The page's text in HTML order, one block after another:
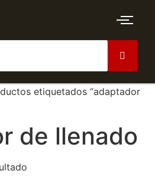
etiquetados “adaptador
de llenado